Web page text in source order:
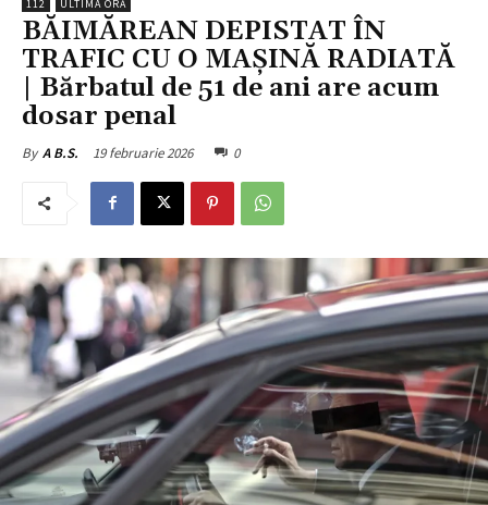
112 ULTIMA ORĂ
BĂIMĂREAN DEPISTAT ÎN
TRAFIC CU O MAȘINĂ RADIATĂ
| Bărbatul de 51 de ani are acum
dosar penal
By A B.S. 19 februarie 2026 0